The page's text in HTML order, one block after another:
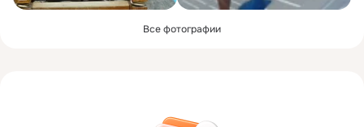
Все фотографии